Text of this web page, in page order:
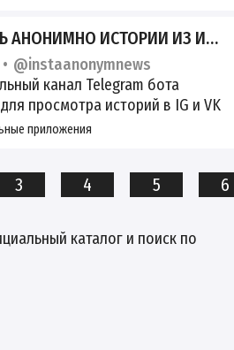
@Zarifa25041981 Инстаграм:
lacore_zara?
ИСТОРИИ ИЗ ИНСТАГРАМ
@instaanonymnews
канал Telegram бота
просмотра историй в IG и VK
способен смотреть не только
приложения
3 4 5 6
каталог и поиск по